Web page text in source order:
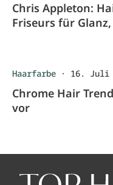
Chris Appleton:
Friseurs für
Haarfarbe · 16. Juli
Chrome Hair
vor